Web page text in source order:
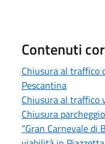
Contenuti
Chiusura al traffico
Pescantina
Chiusura al traffico
Chiusura
“Gran Carnevale di